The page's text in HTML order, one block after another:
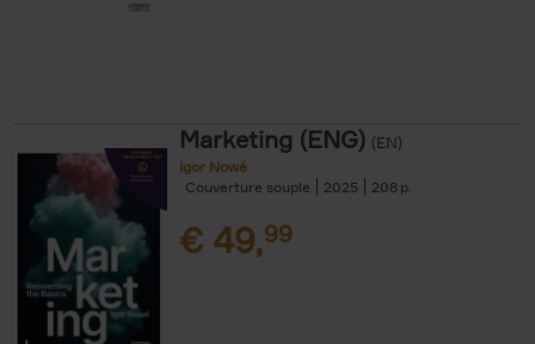
Marketing (ENG) (EN)
Igor Nowé
Couverture souple
2025 208
€ 49,99